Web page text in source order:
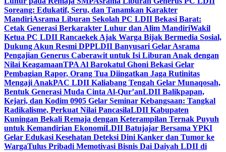
Soreang: Edukatif, Seru, dan Tanamkan Karakter
MandiriAsrama Liburan Sekolah PC LDII Bekasi Barat:
Cetak Generasi Berkarakter Luhur dan Alim MandiriWakil
Ketua PC LDII Rancaekek Ajak Warga Bijak Bermedia Sosial,
Dukung Akun Resmi DPPLDII Banyusari Gelar Asrama
Pengajian Generus Caberawit untuk Isi Liburan Anak dengan
Nilai KeagamaanTPA Al Barokatul Ghoni Bekasi Gelar
Pembagian Rapor, Orang Tua Diingatkan Jaga Rutinitas
Mengaji AnakPAC LDII Kaliabang Tengah Gelar Munaqosah,
Bentuk Generasi Muda Cinta Al-Qur’anLDII Balikpapan,
Kejari, dan Kodim 0905 Gelar Seminar Kebangsaan: Tangkal
Radikalisme, Perkuat Nilai PancasilaLDII Kabupaten
Kuningan Bekali Remaja dengan Keterampilan Ternak Puyuh
untuk Kemandirian EkonomiLDII Batujajar Bersama YPKI
Gelar Edukasi Kesehatan Deteksi Dini Kanker dan Tumor ke
WargaTulus Pribadi Memotivasi Bisnis Dai Daiyah LDII di